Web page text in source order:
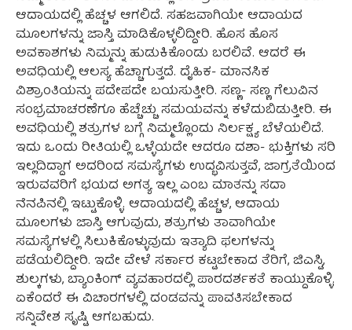
ಆದಾಯದಲ್ಲಿ ಹೆಚ್ಚಳ ಆಗಲಿದೆ. ಸಹಜವಾಗಿಯೇ ಆದಾಯದ
ಮೂಲಗಳನ್ನು ಜಾಸ್ತಿ ಮಾಡಿಕೊಳ್ಳಲಿದ್ದೀರಿ. ಹೊಸ ಹೊಸ
ಅವಕಾಶಗಳು ನಿಮ್ಮನ್ನು ಹುಡುಕಿಕೊಂಡು ಬರಲಿವೆ. ಆದರೆ ಈ
ಅವಧಿಯಲ್ಲಿ ಆಲಸ್ಯ ಹೆಚ್ಚಾಗುತ್ತದೆ. ದೈಹಿಕ- ಮಾನಸಿಕ
ವಿಶ್ರಾಂತಿಯನ್ನು ಪದೇಪದೇ ಬಯಸುತ್ತೀರಿ. ಸಣ್ಣ- ಸಣ್ಣ ಗೆಲುವಿನ
ಸಂಭ್ರಮಾಚರಣೆಗೂ ಹೆಚ್ಚೆಚ್ಚು ಸಮಯವನ್ನು ಕಳೆದುಬಿಡುತ್ತೀರಿ. ಈ
ಅವಧಿಯಲ್ಲಿ ಶತ್ರುಗಳ ಬಗ್ಗೆ ನಿಮ್ಮಲ್ಲೊಂದು ನಿರ್ಲಕ್ಷ್ಯ ಬೆಳೆಯಲಿದೆ.
ಇದು ಒಂದು ರೀತಿಯಲ್ಲಿ ಒಳ್ಳೆಯದೇ ಆದರೂ ದಶಾ- ಭುಕ್ತಿಗಳು ಸರಿ
ಇಲ್ಲದಿದ್ದಾಗ ಅದರಿಂದ ಸಮಸ್ಯೆಗಳು ಉದ್ಭವಿಸುತ್ತವೆ, ಜಾಗ್ರತೆಯಿಂದ
ಇರುವವರಿಗೆ ಭಯದ ಅಗತ್ಯ ಇಲ್ಲ ಎಂಬ ಮಾತನ್ನು ಸದಾ
ನೆನಪಿನಲ್ಲಿ ಇಟ್ಟುಕೊಳ್ಳಿ. ಆದಾಯದಲ್ಲಿ ಹೆಚ್ಚಳ, ಆದಾಯ
ಮೂಲಗಳು ಜಾಸ್ತಿ ಆಗುವುದು, ಶತ್ರುಗಳು ತಾವಾಗಿಯೇ
ಸಮಸ್ಯೆಗಳಲ್ಲಿ ಸಿಲುಕಿಕೊಳ್ಳುವುದು ಇತ್ಯಾದಿ ಫಲಗಳನ್ನು
ಪಡೆಯಲಿದ್ದೀರಿ. ಇದೇ ವೇಳೆ ಸರ್ಕಾರ ಕಟ್ಟಬೇಕಾದ ತೆರಿಗೆ, ಜಿಎಸ್ಟಿ,
ಶುಲ್ಕಗಳು, ಬ್ಯಾಂಕಿಂಗ್ ವ್ಯವಹಾರದಲ್ಲಿ ಪಾರದರ್ಶಕತೆ ಕಾಯ್ದುಕೊಳ್ಳಿ.
ಏಕೆಂದರೆ ಈ ವಿಚಾರಗಳಲ್ಲಿ ದಂಡವನ್ನು ಪಾವತಿಸಬೇಕಾದ
ಸನ್ನಿವೇಶ ಸೃಷ್ಟಿ ಆಗಬಹುದು.